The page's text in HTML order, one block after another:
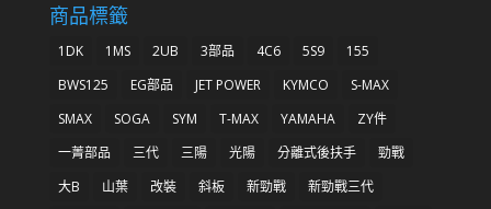
商品標籤
1DK 1MS 2UB 3部品 4C6 5S9
155
BWS125
EG部品 JET POWER KYMCO
S-MAX
SMAX
SOGA SYM T-MAX YAMAHA
ZY件
一菁部品
三代 三陽 光陽 分離式後扶手
勁戰
大B
山葉 改裝 斜板 新勁戰
新勁戰三代